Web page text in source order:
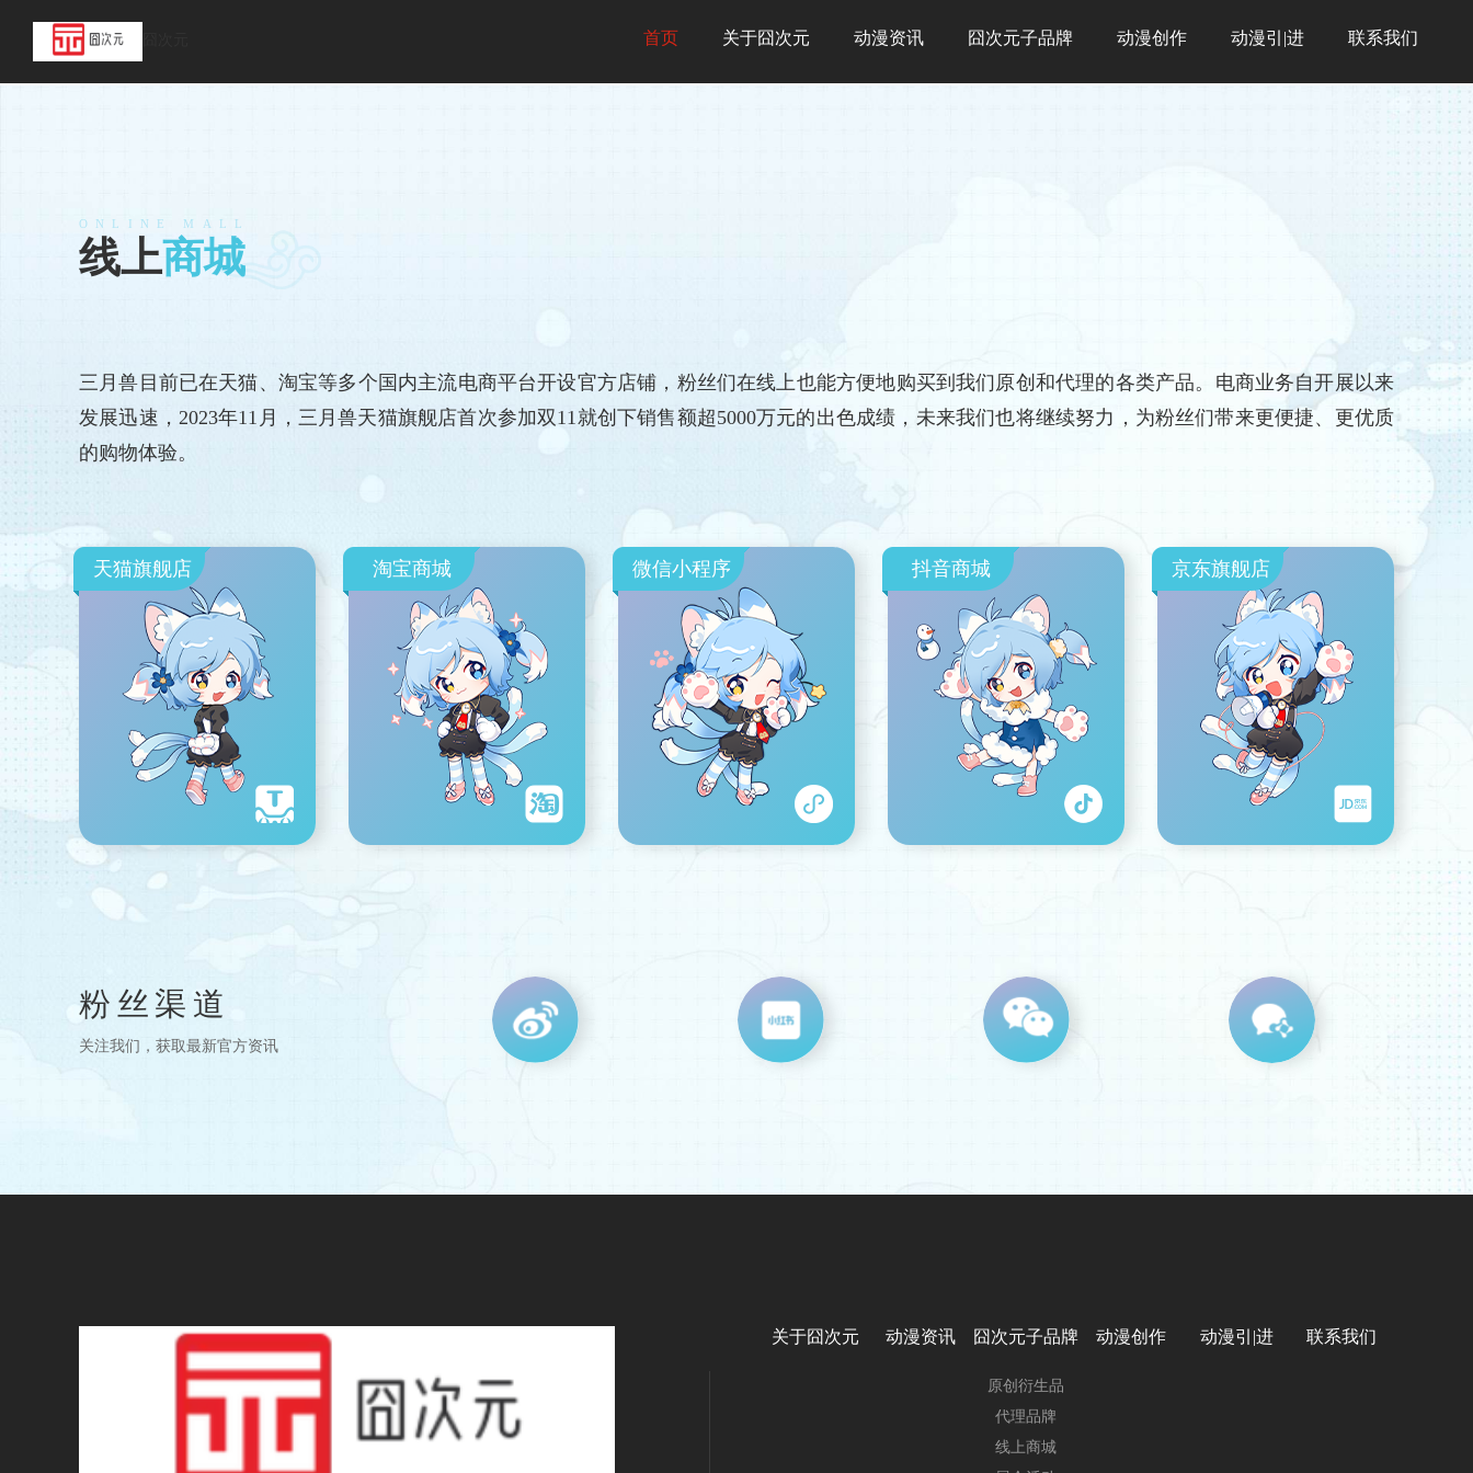
首页 关于囧次元 动漫资讯 囧次元子品牌 动漫创作 动漫引|进 联系我们
ONLINE MALL
三月兽目前已在天猫、淘宝等多个国内主流电商平台开设官方店铺，粉丝们在线上也能方便地购买到我们原创和代理的各类产品。电商业务自开展以来
发展迅速，2023年11月，三月兽天猫旗舰店首次参加双11就创下销售额超5000万元的出色成绩，未来我们也将继续努力，为粉丝们带来更便捷、更优质
的购物体验。
天猫旗舰店 淘宝商城 微信小程序 抖音商城 京东旗舰店
关于囧次元 动漫资讯 囧次元子品牌
原创衍生品
代理品牌
线上商城
动漫创作 动漫引|进 联系我们